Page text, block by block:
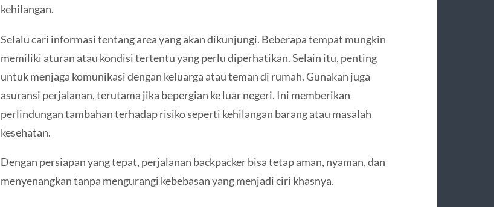
kehilangan.
Selalu cari informasi tentang area yang akan dikunjungi. Beberapa tempat mungkin
memiliki aturan atau kondisi tertentu yang perlu diperhatikan. Selain itu, penting
untuk menjaga komunikasi dengan keluarga atau teman di rumah. Gunakan juga
asuransi perjalanan, terutama jika bepergian ke luar negeri. Ini memberikan
perlindungan tambahan terhadap risiko seperti kehilangan barang atau masalah
kesehatan.
Dengan persiapan yang tepat, perjalanan backpacker bisa tetap aman, nyaman, dan
menyenangkan tanpa mengurangi kebebasan yang menjadi ciri khasnya.